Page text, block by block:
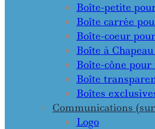
Boîte-petite
Boîte carrée
Boîte-coeur
Boîte à
Boîte-cône
Boîte
Boîtes
Communications
Logo